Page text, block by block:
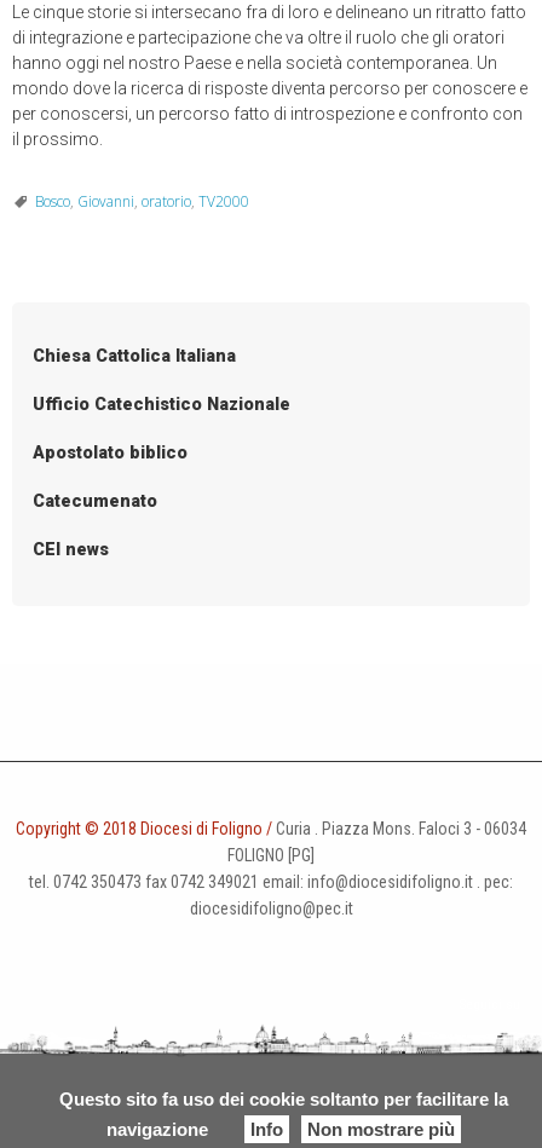
Questo sito fa uso dei cookie soltanto per facilitare la
navigazione
Info Non mostrare più
Le cinque storie si intersecano fra di loro e delineano un ritratto fatto
di integrazione e partecipazione che va oltre il ruolo che gli oratori
hanno oggi nel nostro Paese e nella società contemporanea. Un
mondo dove la ricerca di risposte diventa percorso per conoscere e
per conoscersi, un percorso fatto di introspezione e confronto con
il prossimo.
Bosco, Giovanni, oratorio, TV2000
Chiesa Cattolica Italiana
Ufficio Catechistico Nazionale
Apostolato biblico
Catecumenato
CEI news
Copyright © 2018 Diocesi di Foligno /Curia . Piazza Mons. Faloci 3 - 06034
FOLIGNO [PG]
tel. 0742 350473 fax 0742 349021 email: info@diocesidifoligno.it . pec:
diocesidifoligno@pec.it